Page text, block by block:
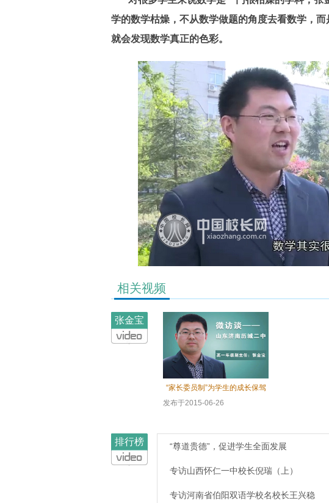
学的数学枯燥，不从数学做题的角度去看数学，而
就会发现数学真正的色彩。
相关视频
张金宝
“家长委员制”为学生的成长保驾
护航
发布于2015-06-26
排行榜 “尊道贵德”，促进学生全面发展
专访山西怀仁一中校长倪瑞（上）
专访河南省伯阳双语学校名校长王兴稳